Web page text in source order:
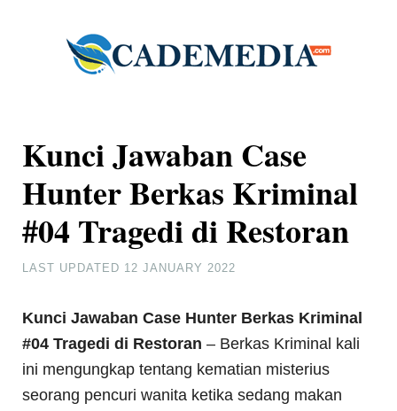
Kunci Jawaban Case
Hunter Berkas Kriminal
#04 Tragedi di Restoran
LAST UPDATED 12 JANUARY 2022
Kunci Jawaban Case Hunter Berkas Kriminal
#04 Tragedi di Restoran – Berkas Kriminal kali
ini mengungkap tentang kematian misterius
seorang pencuri wanita ketika sedang makan